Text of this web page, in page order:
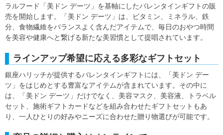
ラルフード「美ドン デーツ」を基軸にしたバレンタインギフトの販
売を開始します。「美ドン デーツ」は、ビタミン、ミネラル、鉄
分、食物繊維をバランスよく含んだアイテムで、毎日のおやつ時間
を美容や健康へと繋げる新たな美習慣として提唱されています。
ラインアップ希望に応える多彩なギフトセット
銀座ハリッチが提供するバレンタインギフトには、「美ドン デー
ツ」をはじめとする豊富なアイテムが含まれています。その中に
は、「美ドン デーツ」だけでなく、美容マスク、美容液、トラベル
セット、施術ギフトカードなどを組み合わせたギフトセットもあ
り、一人ひとりの好みやニーズに合わせた贈り物選びが可能です。